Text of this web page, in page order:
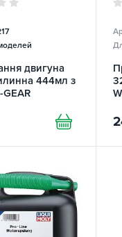
двигуна
444мл з